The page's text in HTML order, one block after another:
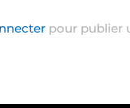
pour publier